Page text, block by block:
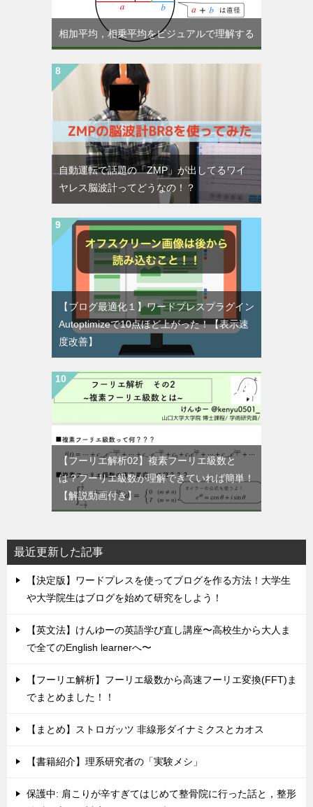
相加平均，相乗平均をビジュアルで理解する
自動運転で話題の「ZMP」が出してるワイ
ヤレス脳波計ってどうなの！？
【ブログ最適化１】ワードプレスプラグイン
Autoptimizeで10点ほど上がった！【表示速
度改善】
【フーリエ解析02】複素フーリエ級数と
は？フーリエ級数が理解できていれば簡単！
【解説動画付き】
最近更新した記事
【決定版】ワードプレスを使ってブログを作る方法！大学生
や大学院生はブログを始めて研究をしよう！
【英文法】けんゆーの英語学び直し講座〜高校生から大人ま
で全てのEnglish learnerへ〜
【フーリエ解析】フーリエ級数から高速フーリエ変換(FFT)ま
でまとめました！！
【まとめ】ストロガッツ 非線形ダイナミクスとカオス
【書籍紹介】理系研究者の「実験メシ」
保護中: 肩こりが辛すぎてはじめて整骨院に行った話と，整形